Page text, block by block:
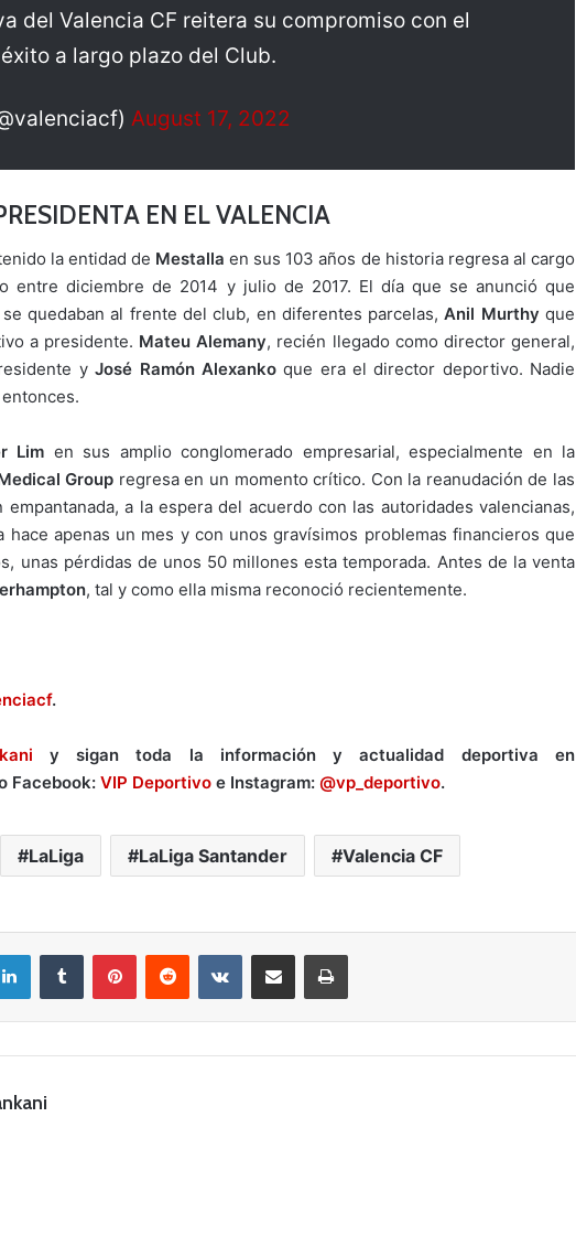
del Valencia CF reitera su compromiso con el
a largo plazo del Club.
August 17, 2022
EN EL VALENCIA
la entidad de Mestalla en sus 103 años de historia regresa al cargo
entre diciembre de 2014 y julio de 2017. El día que se anunció que
se quedaban al frente del club, en diferentes parcelas,Anil Murthy que
a presidente. Mateu Alemany, recién llegado como director general,
yJosé Ramón Alexankoque era el director deportivo. Nadie
Lim en sus amplio conglomerado empresarial, especialmente en la
Group regresa en un momento crítico. Con la reanudación de las
empantanada, a la espera del acuerdo con las autoridades valencianas,
apenas un mes y con unos gravísimos problemas financieros que
unas pérdidas de unos 50 millones esta temporada. Antes de la venta
, tal y como ella misma reconoció recientemente.
.
y sigan toda la información y actualidad deportiva en
Facebook: VIP Deportivo e Instagram: @vp_deportivo.
LaLiga LaLiga Santander Valencia CF